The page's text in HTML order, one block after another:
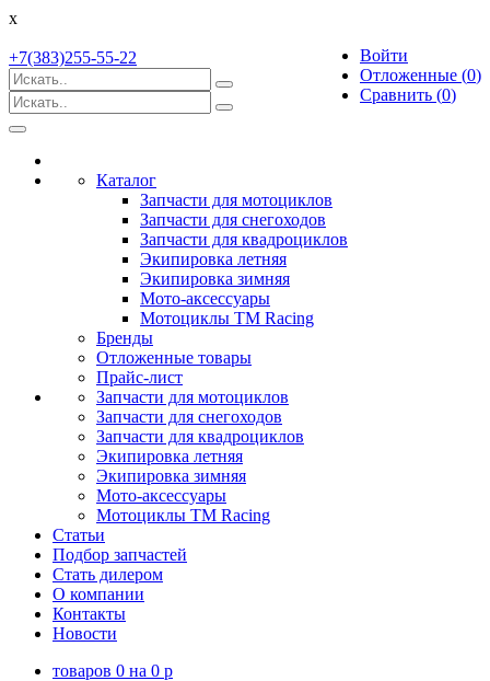
x
Войти
Отложенные (0)
Сравнить (0)
+7(383)255-55-22
Toggle
Каталог
Запчасти для мотоциклов
Запчасти для снегоходов
Запчасти для квадроциклов
Экипировка летняя
Экипировка зимняя
Мото-аксессуары
Мотоциклы TM Racing
Бренды
Отложенные товары
Прайс-лист
Запчасти для мотоциклов
Запчасти для снегоходов
Запчасти для квадроциклов
Экипировка летняя
Экипировка зимняя
Мото-аксессуары
Мотоциклы TM Racing
Статьи
Подбор запчастей
Стать дилером
О компании
Контакты
Новости
товаров 0 на 0 p